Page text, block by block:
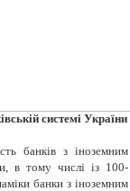
системі України
банків з іноземним
в тому числі із 100-
банки з іноземним